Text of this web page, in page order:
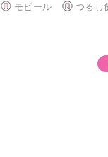
モビール つるし